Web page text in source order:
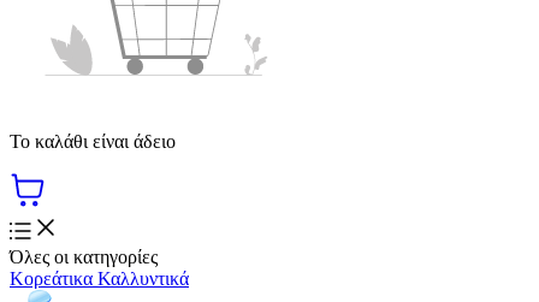
Το καλάθι είναι άδειο
Όλες οι κατηγορίες
Κορεάτικα Καλλυντικά